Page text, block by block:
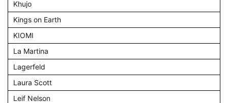
Khujo
Kings on Earth
KIOMI
La Martina
Lagerfeld
Laura Scott
Leif Nelson